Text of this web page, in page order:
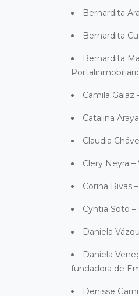
Bernardita
Bernardita
Bernardita
Camila
Catalina
Claudia
Clery Neyra
Corina Rivas
Cyntia Soto
Daniela
Daniela
fundadora de
Denisse